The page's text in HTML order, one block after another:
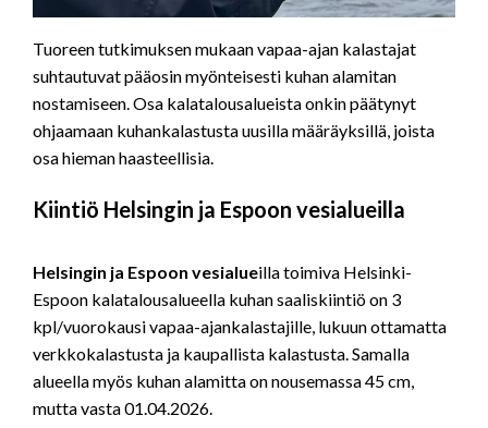
Tuoreen tutkimuksen mukaan vapaa-ajan kalastajat
suhtautuvat pääosin myönteisesti kuhan alamitan
nostamiseen. Osa kalatalousalueista onkin päätynyt
ohjaamaan kuhankalastusta uusilla määräyksillä, joista
osa hieman haasteellisia.
Kiintiö Helsingin ja Espoon vesialueilla
Helsingin ja Espoon vesialueilla toimiva Helsinki-
Espoon kalatalousalueella kuhan saaliskiintiö on 3
kpl/vuorokausi vapaa-ajankalastajille, lukuun ottamatta
verkkokalastusta ja kaupallista kalastusta. Samalla
alueella myös kuhan alamitta on nousemassa 45 cm,
mutta vasta 01.04.2026.